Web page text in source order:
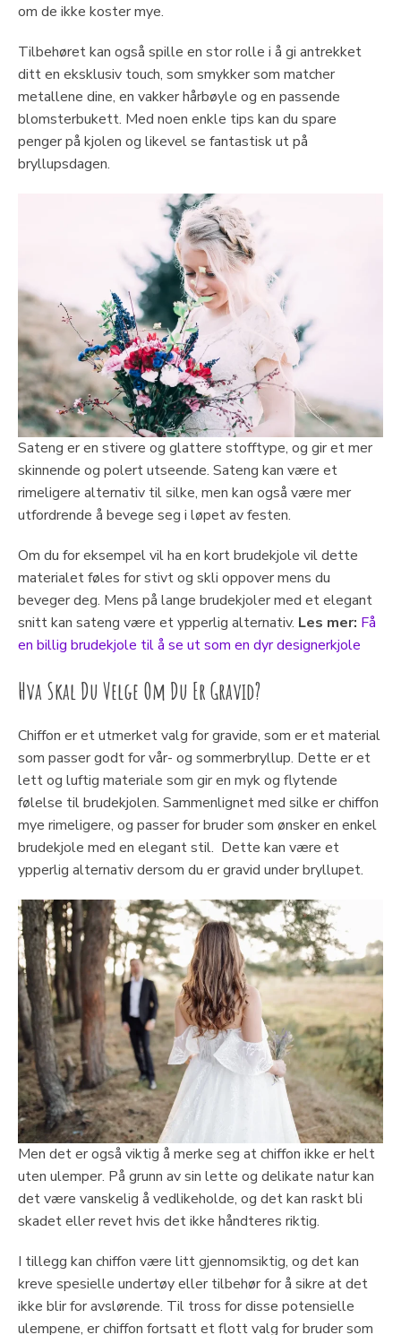
om de ikke koster mye.
Tilbehøret kan også spille en stor rolle i å gi antrekket
ditt en eksklusiv touch, som smykker som matcher
metallene dine, en vakker hårbøyle og en passende
blomsterbukett. Med noen enkle tips kan du spare
penger på kjolen og likevel se fantastisk ut på
bryllupsdagen.
Sateng er en stivere og glattere stofftype, og gir et mer
skinnende og polert utseende. Sateng kan være et
rimeligere alternativ til silke, men kan også være mer
utfordrende å bevege seg i løpet av festen.
Om du for eksempel vil ha en kort brudekjole vil dette
materialet føles for stivt og skli oppover mens du
beveger deg. Mens på lange brudekjoler med et elegant
snitt kan sateng være et ypperlig alternativ. Les mer: Få
en billig brudekjole til å se ut som en dyr designerkjole
Hva Skal Du Velge Om Du Er Gravid?
Chiffon er et utmerket valg for gravide, som er et material
som passer godt for vår- og sommerbryllup. Dette er et
lett og luftig materiale som gir en myk og flytende
følelse til brudekjolen. Sammenlignet med silke er chiffon
mye rimeligere, og passer for bruder som ønsker en enkel
brudekjole med en elegant stil. Dette kan være et
ypperlig alternativ dersom du er gravid under bryllupet.
Men det er også viktig å merke seg at chiffon ikke er helt
uten ulemper. På grunn av sin lette og delikate natur kan
det være vanskelig å vedlikeholde, og det kan raskt bli
skadet eller revet hvis det ikke håndteres riktig.
I tillegg kan chiffon være litt gjennomsiktig, og det kan
kreve spesielle undertøy eller tilbehør for å sikre at det
ikke blir for avslørende. Til tross for disse potensielle
ulempene, er chiffon fortsatt et flott valg for bruder som